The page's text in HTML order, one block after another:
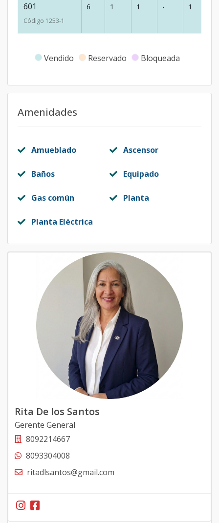
601
Código 1253-1
6 1 1 - 1
Vendido Reservado Bloqueada
Amenidades
Amueblado Ascensor
Baños Equipado
Gas común Planta
Planta Eléctrica
Rita De los Santos
Gerente General
8092214667
8093304008
ritadlsantos@gmail.com